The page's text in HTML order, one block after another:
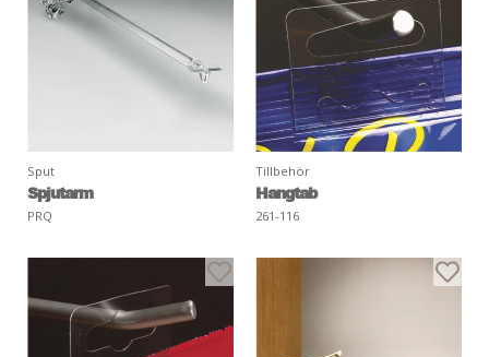
Sput
Spjutarm
PRQ
Tillbehör
Hangtab
261-116